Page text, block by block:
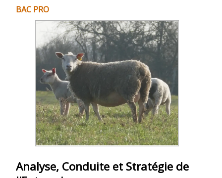
BAC PRO
Analyse, Conduite et Stratégie de